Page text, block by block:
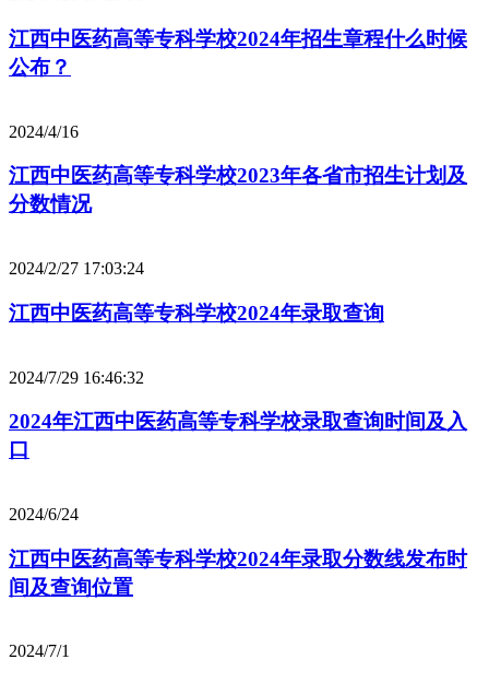
江西中医药高等专科学校2024年招生章程什么时候
公布？
2024/4/16
江西中医药高等专科学校2023年各省市招生计划及
分数情况
2024/2/27 17:03:24
江西中医药高等专科学校2024年录取查询
2024/7/29 16:46:32
2024年江西中医药高等专科学校录取查询时间及入
口
2024/6/24
江西中医药高等专科学校2024年录取分数线发布时
间及查询位置
2024/7/1